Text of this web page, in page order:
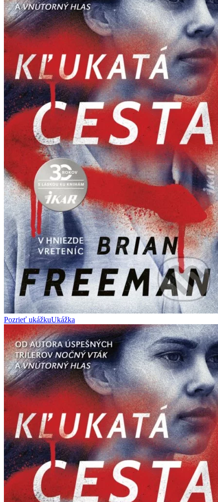
Pozrieť ukážkuUkážka